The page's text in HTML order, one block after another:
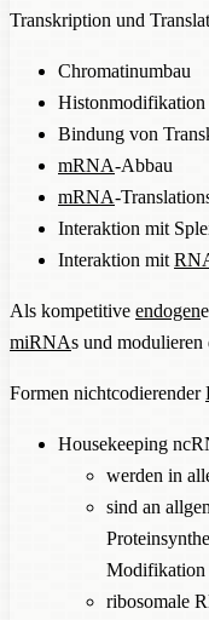
Transkription und
Chromatinumbau
Histonmodifikation
Bindung von
mRNA-Abbau
mRNA-
Interaktion mit
Interaktion mit
Als kompetitive endogen
miRNAs und modulieren
Formen nichtcodierender
Housekeeping
werden in
sind an
Modifikation
ribosomale